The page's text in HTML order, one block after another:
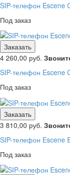
SIP-телефон Escene
Под заказ
Заказать
4 260,00 руб.
SIP-телефон Escene
Под заказ
Заказать
3 810,00 руб.
SIP-телефон Escene
Под заказ